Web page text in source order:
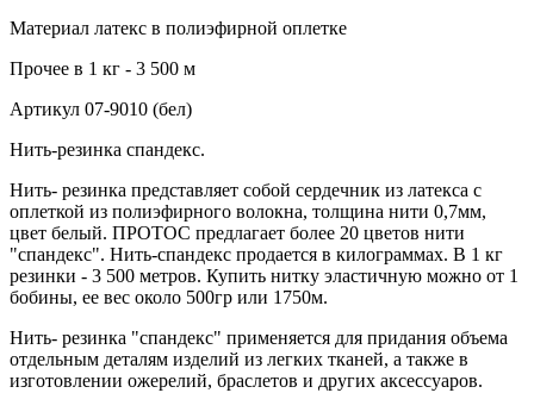
Материал латекс в полиэфирной оплетке
Прочее в 1 кг - 3 500 м
Артикул 07-9010 (бел)
Нить-резинка спандекс.
Нить- резинка представляет собой сердечник из латекса с
оплеткой из полиэфирного волокна, толщина нити 0,7мм,
цвет белый. ПРОТОС предлагает более 20 цветов нити
"спандекс". Нить-спандекс продается в килограммах. В 1 кг
резинки - 3 500 метров. Купить нитку эластичную можно от 1
бобины, ее вес около 500гр или 1750м.
Нить- резинка "спандекс" применяется для придания объема
отдельным деталям изделий из легких тканей, а также в
изготовлении ожерелий, браслетов и других аксессуаров.